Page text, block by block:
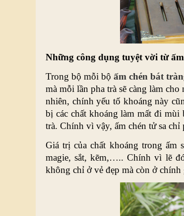
Những công dụng tuyệt vời từ ấm
Trong bộ mỗi bộ ấm chén bát
mà mỗi lần pha trà sẽ càng làm
nhiên, chính yếu tố khoáng này
bị các chất khoáng làm mất đi
trà. Chính vì vậy, ấm chén tử sa
Giá trị của chất khoáng trong ấm
magie, sắt, kẽm,….. Chính vì lẽ
không chỉ ở vẻ đẹp mà còn ở